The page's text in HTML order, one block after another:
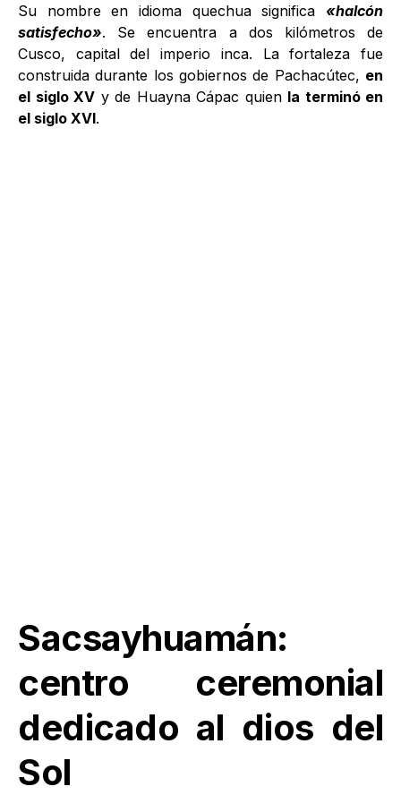
Su nombre en idioma quechua significa «halcón
satisfecho». Se encuentra a dos kilómetros de
Cusco, capital del imperio inca. La fortaleza fue
construida durante los gobiernos de Pachacútec, en
el siglo XV y de Huayna Cápac quien la terminó en
el siglo XVI.
Sacsayhuamán:
centro ceremonial
dedicado al dios del
Sol